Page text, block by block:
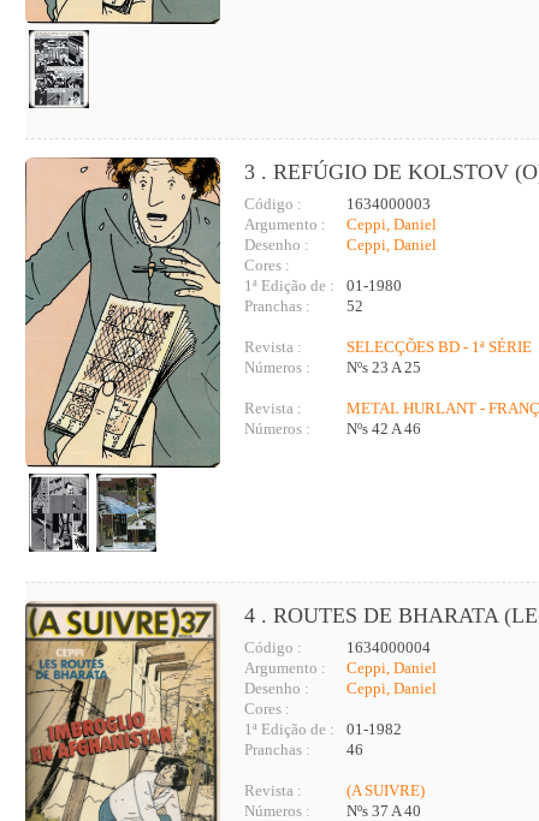
3 . REFÚGIO DE KOLSTOV
Código :
1634000003
Argumento :
Ceppi, Daniel
Desenho :
Ceppi, Daniel
Cores :
1ª Edição de :
01-1980
Pranchas :
52
Revista :
SELECÇÕES BD - 1ª SÉRIE
Números :
Nºs 23 A 25
Revista :
METAL HURLANT -
Números :
Nºs 42 A 46
4 . ROUTES DE BHARATA
Código :
1634000004
Argumento :
Ceppi, Daniel
Desenho :
Ceppi, Daniel
Cores :
1ª Edição de :
01-1982
Pranchas :
46
Revista :
(A SUIVRE)
Números :
Nºs 37 A 40